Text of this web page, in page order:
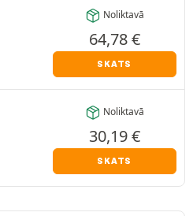
Noliktavā
64,78€
SKATS
Noliktavā
30,19€
SKATS